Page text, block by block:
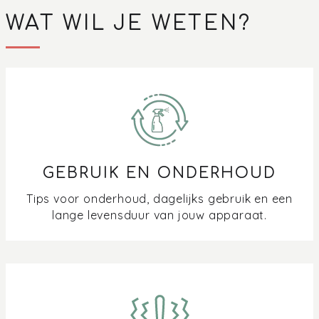
WAT WIL JE WETEN?
GEBRUIK EN ONDERHOUD
Tips voor onderhoud, dagelijks gebruik en een
lange levensduur van jouw apparaat.